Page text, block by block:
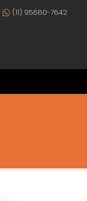
(11) 95680-7642